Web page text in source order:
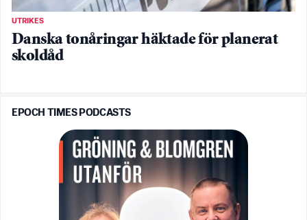
UTRIKES
Danska tonåringar häktade för planerat
skoldåd
EPOCH TIMES PODCASTS